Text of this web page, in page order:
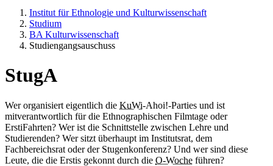
Institut für Ethnologie und Kulturwissenschaft
Studium
BA Kulturwissenschaft
Studiengangsauschuss
StugA
Wer organisiert eigentlich die KuWi-Ahoi!-Parties und ist
mitverantwortlich für die Ethnographischen Filmtage oder
ErstiFahrten? Wer ist die Schnittstelle zwischen Lehre und
Studierenden? Wer sitzt überhaupt im Institutsrat, dem
Fachbereichsrat oder der Stugenkonferenz? Und wer sind diese
Leute, die die Erstis gekonnt durch die O-Woche führen?